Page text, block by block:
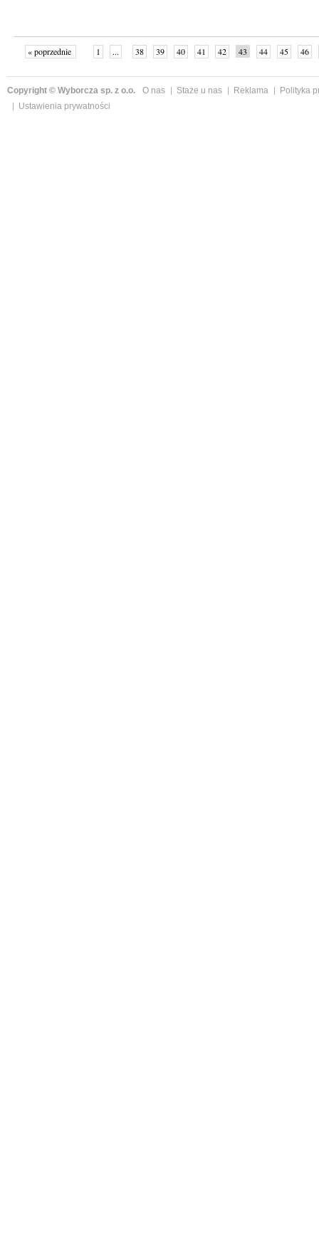
« poprzednie 1 ... 38 39 40 41 42 43 44 45
46
Copyright © Wyborcza sp. z o.o. O nas Staże u nas Reklama
Polityka
Ustawienia prywatności